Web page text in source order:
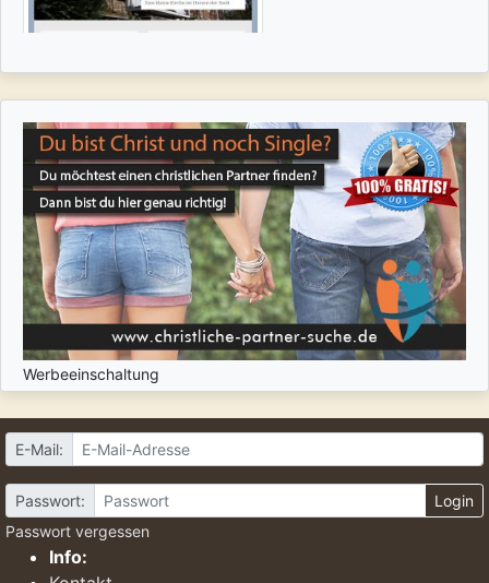
Werbeeinschaltung
E-Mail:
Passwort:
Login
Passwort vergessen
Info: